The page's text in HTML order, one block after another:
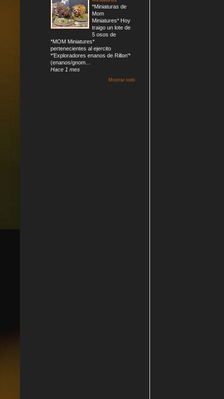
*Miniaturas de
Mom
Miniatures* Hoy
traigo un lote de
5 osos de
*MOM Miniatures*
pertenecientes al ejercito
*'Exploradores enanos de Rillon'*
(enanos/gnom...
Hace 1 mes
Mostrar todo